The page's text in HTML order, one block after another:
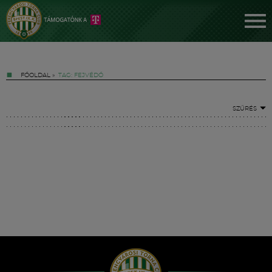
FŐOLDAL » TAG: FEJVÉDŐ
SZŰRÉS
Hírek